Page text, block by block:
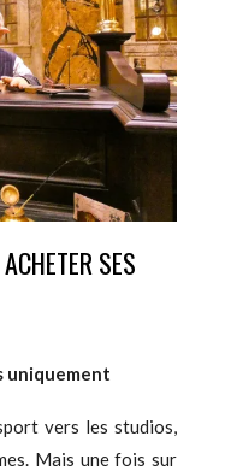
SES
uniquement
vers les studios,
Mais une fois sur